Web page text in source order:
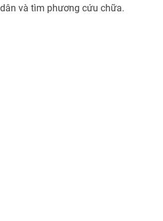
và tìm phương cứu chữa.